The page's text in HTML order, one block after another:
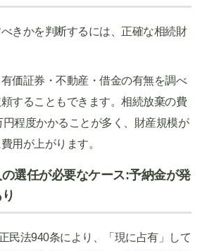
きかを判断するには、正確な相続財
価証券・不動産・借金の有無を調べ
することもできます。相続放棄の費
円程度かかることが多く、財産規模が
用が上がります。
選任が必要なケース:予納金が発
民法940条により、「現に占有」して